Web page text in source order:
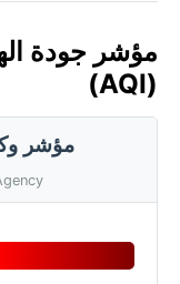
(AQI)
مؤشر